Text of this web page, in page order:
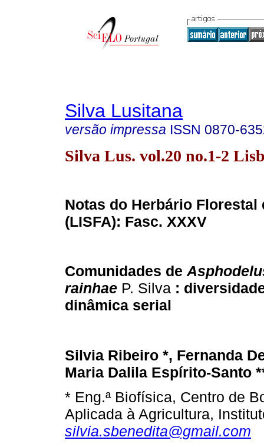
Silva Lusitana
versão impressa ISSN 0870-
Silva Lus. vol.20 no.1-2
Notas do Herbário Florestal
(LISFA): Fasc. XXXV
Comunidades de
rainhae P. Silva :
dinâmica serial
Silvia Ribeiro *, Fernanda
Maria Dalila Espírito-Santo
* Eng.ª Biofísica, Centro de
Aplicada à Agricultura,
silvia.sbenedita@gmail.com